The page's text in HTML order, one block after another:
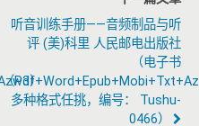
）
听音训练手册——音频制品与听
评 (美)科里 人民邮电出版社
（电子书
（
多种格式任挑，编号： Tushu-
0466）